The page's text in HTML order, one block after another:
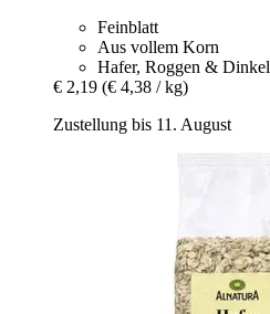
Feinblatt
Aus vollem Korn
Hafer, Roggen & Dinkel
€ 2,19 (€ 4,38 / kg)
Zustellung bis 11. August